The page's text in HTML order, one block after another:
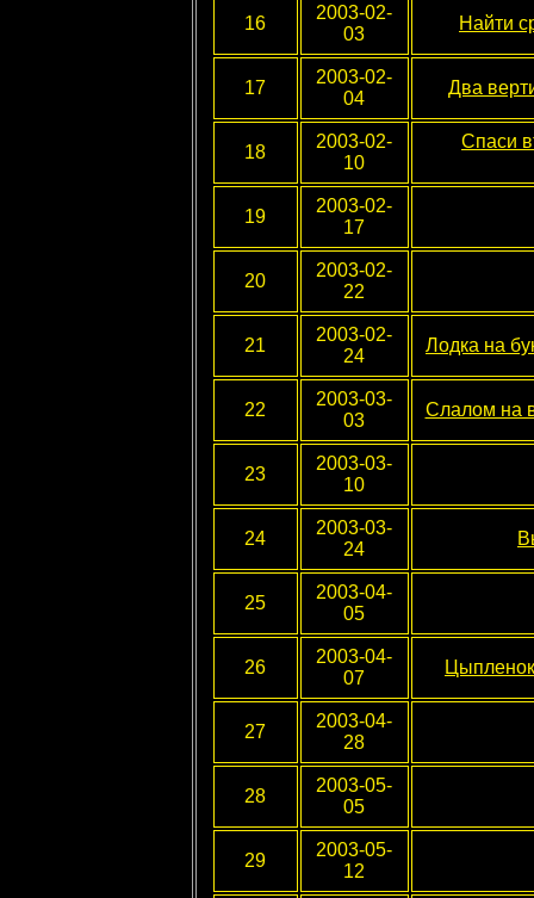
16
2003-02-
03
Найти
17
2003-02-
04
Два
18
2003-02-
10
Спаси
19
2003-02-
17
20
2003-02-
22
21
2003-02-
24
Лодка на
22
2003-03-
03
Слалом на
23
2003-03-
10
24
2003-03-
24
25
2003-04-
05
26
2003-04-
07
27
2003-04-
28
28
2003-05-
05
29
2003-05-
12